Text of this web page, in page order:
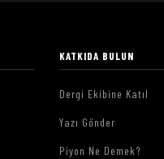
KATKIDA BULUN
Dergi Ekibine Katıl
Yazı Gönder
Piyon Ne Demek?